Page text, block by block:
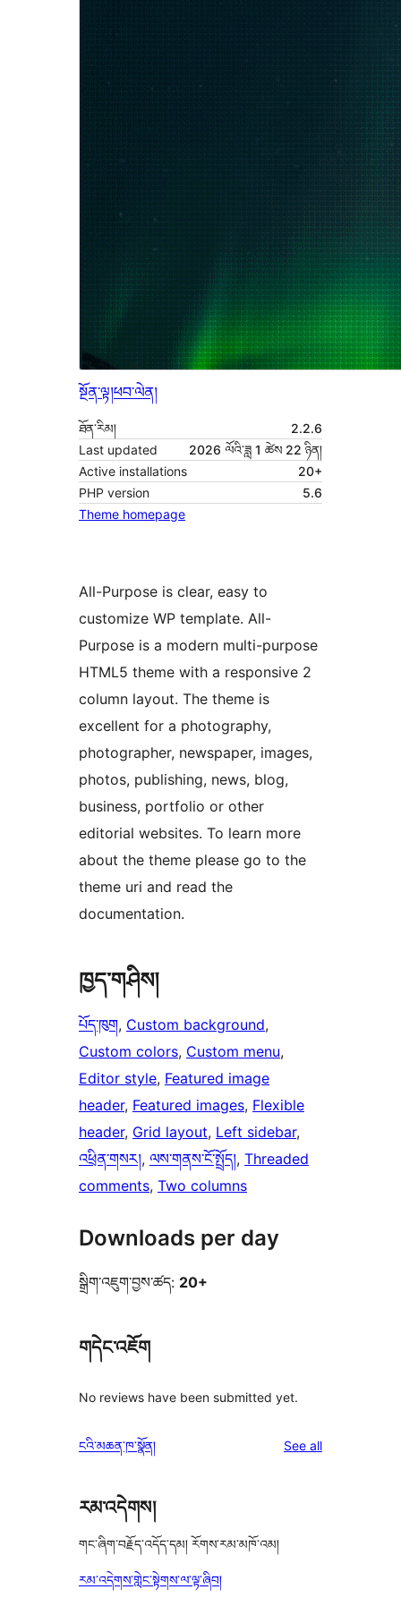
སྔོན་ལྟ།ཕབ་ལེན།
ཐོན་རིམ།
2.2.6
Last updated
2026 ལོའི་ཟླ 1 ཚེས 22 ཉིན།
Active installations
20+
PHP version
5.6
Theme homepage
All-Purpose is clear, easy to
customize WP template. All-
Purpose is a modern multi-purpose
HTML5 theme with a responsive 2
column layout. The theme is
excellent for a photography,
photographer, newspaper, images,
photos, publishing, news, blog,
business, portfolio or other
editorial websites. To learn more
about the theme please go to the
theme uri and read the
documentation.
ཁྱད་གཤིས།
པོད་ཁུག, Custom background
Custom colors, Custom menu
Editor style, Featured image
header, Featured images, Flexible
header, Grid layout, Left sidebar
འཕྲིན་གསར།, ལས་གནས་ངོ་སྤྲོད།, Threaded
comments, Two columns
Downloads per day
སྒྲིག་འཇུག་བྱས་ཚད: 20+
གདེང་འཇོག
No reviews have been submitted yet.
ངའི་མཆན་ཁ་སྣོན། See allreviews
རམ་འདེགས།
གང་ཞིག་བརྗོད་འདོད་དམ། རོགས་རམ་མཁོ་འམ།
རམ་འདེགས་གླེང་སྟེགས་ལ་ལྟ་ཞིབ།